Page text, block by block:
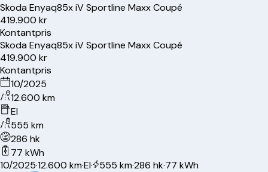
SkodaEnyaq85x iV Sportline Maxx Coupé
419.900 kr
Kontantpris
SkodaEnyaq85x iV Sportline Maxx Coupé
419.900 kr
Kontantpris
10/2025
12.600 km
El
555 km
286 hk
77 kWh
10/2025·12.600 km·El· 555 km·286 hk·77 kWh